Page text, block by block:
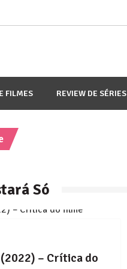
FILMES REVIEW DE SÉRIES
Só
– Crítica do